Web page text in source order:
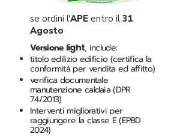
se ordini l'APE entro il 31
Agosto
Versione light, include:
titolo edilizio edificio (certifica la
conformità per vendita ed affitto)
verifica documentale
manutenzione caldaia (DPR
74/2013)
Interventi migliorativi per
raggiungere la classe E (EPBD
2024)